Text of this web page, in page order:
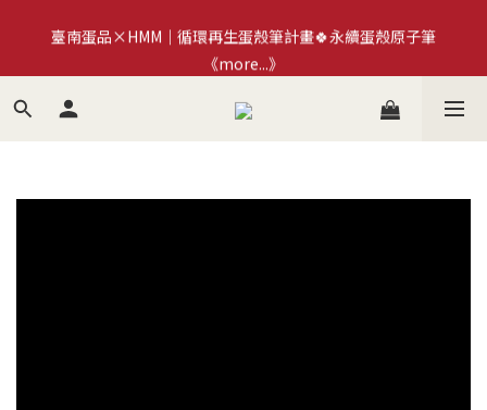
加入拾步町LINE好友💰現領現用官網優惠券$50
臺南蛋品×HMM｜循環再生蛋殼筆計畫🍀永續蛋殼原子筆
《more...》
加入拾步町LINE好友💰現領現用官網優惠券$50